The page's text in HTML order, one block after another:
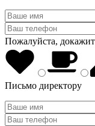
Пожалуйста,
Письмо директору